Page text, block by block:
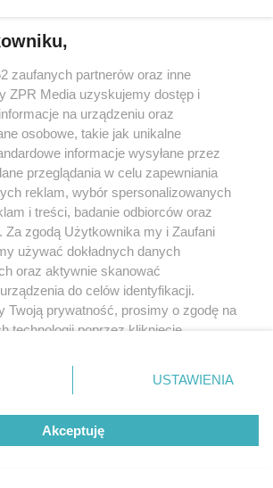
zaufanych partnerów oraz inne
ZPR Media uzyskujemy dostęp i
na urządzeniu oraz
osobowe, takie jak unikalne
informacje wysyłane przez
przeglądania w celu zapewniania
reklam, wybór spersonalizowanych
i treści, badanie odbiorców oraz
Za zgodą Użytkownika my i Zaufani
używać dokładnych danych
oraz aktywnie skanować
do celów identyfikacji.
Twoją prywatność, prosimy o zgodę na
technologii poprzez kliknięcie
klikając przycisk ustawień prywatności
lewym dolnym rogu strony
danych nie wymagają zgody
masz prawo sprzeciwić się takiemu
będą miały zastosowanie tylko
USTAWIENIA
Akceptuję